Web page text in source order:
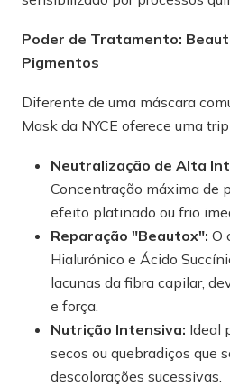
Poder de Tratamento:
Pigmentos
Diferente de uma máscara
Mask da NYCE oferece uma
Neutralização de Alta
Concentração máxima de
efeito platinado ou frio
Reparação "Beautox": O
Hialurónico e Ácido
lacunas da fibra capilar,
e força.
Nutrição Intensiva: Ideal
secos ou quebradiços que
descolorações sucessivas.